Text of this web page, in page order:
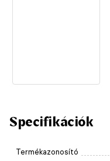
Specifikációk
Termékazonosító